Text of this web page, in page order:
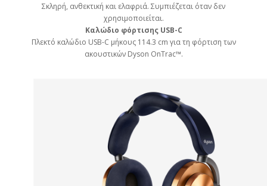
Σκληρή, ανθεκτική και ελαφριά. Συμπιέζεται όταν δεν
χρησιμοποιείται.
Καλώδιο φόρτισης USB-C
Πλεκτό καλώδιο USB-C μήκους 114.3 cm για τη φόρτιση των
ακουστικών Dyson OnTrac™.